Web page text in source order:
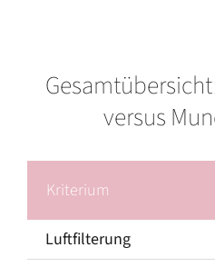
versus
Kriterium
Luftfilterung